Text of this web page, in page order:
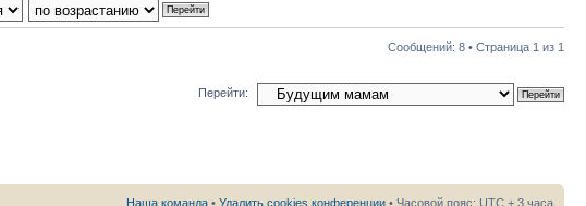
Сообщений: 8 • Страница 1 из 1
Перейти:
Наша команда • Удалить cookies конференции • Часовой пояс: UTC + 3 часа